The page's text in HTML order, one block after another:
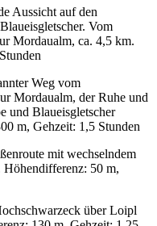
Aussicht auf den
Vom
Mordaualm, ca. 4,5 km.
Weg vom
Mordaualm, der Ruhe und
und Blaueisgletscher
m, Gehzeit: 1,5 Stunden
mit wechselndem
50 m,
über Loipl